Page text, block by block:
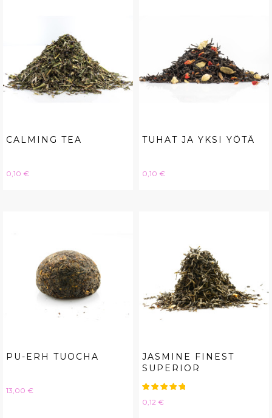
CALMING TEA
Hinta
0,10 €
TUHAT JA YKSI YÖTÄ
Hinta
0,10 €
PU-ERH TUOCHA
Hinta
13,00 €
JASMINE FINEST
SUPERIOR
Hinta
0,12 €